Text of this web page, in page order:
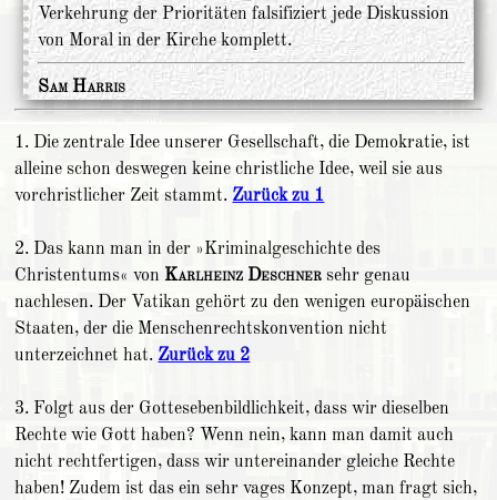
Verkehrung der Prioritäten falsifiziert jede Diskussion
von Moral in der Kirche komplett.
Sam Harris
1. Die zentrale Idee unserer Gesellschaft, die Demokratie, ist
alleine schon deswegen keine christliche Idee, weil sie aus
vorchristlicher Zeit stammt. Zurück zu 1
2. Das kann man in der »Kriminalgeschichte des
Christentums« von Karlheinz Deschner sehr genau
nachlesen. Der Vatikan gehört zu den wenigen europäischen
Staaten, der die Menschenrechtskonvention nicht
unterzeichnet hat. Zurück zu 2
3. Folgt aus der Gottesebenbildlichkeit, dass wir dieselben
Rechte wie Gott haben? Wenn nein, kann man damit auch
nicht rechtfertigen, dass wir untereinander gleiche Rechte
haben! Zudem ist das ein sehr vages Konzept, man fragt sich,